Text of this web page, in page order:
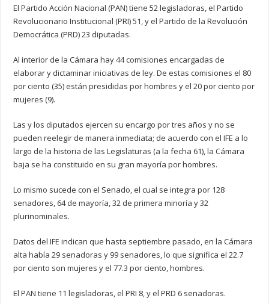
El Partido Acción Nacional (PAN) tiene 52 legisladoras, el Partido
Revolucionario Institucional (PRI) 51, y el Partido de la Revolución
Democrática (PRD) 23 diputadas.
Al interior de la Cámara hay 44 comisiones encargadas de
elaborar y dictaminar iniciativas de ley. De estas comisiones el 80
por ciento (35) están presididas por hombres y el 20 por ciento por
mujeres (9).
Las y los diputados ejercen su encargo por tres años y no se
pueden reelegir de manera inmediata; de acuerdo con el IFE a lo
largo de la historia de las Legislaturas (a la fecha 61), la Cámara
baja se ha constituido en su gran mayoría por hombres.
Lo mismo sucede con el Senado, el cual se integra por 128
senadores, 64 de mayoría, 32 de primera minoría y 32
plurinominales.
Datos del IFE indican que hasta septiembre pasado, en la Cámara
alta había 29 senadoras y 99 senadores, lo que significa el 22.7
por ciento son mujeres y el 77.3 por ciento, hombres.
El PAN tiene 11 legisladoras, el PRI 8, y el PRD 6 senadoras.